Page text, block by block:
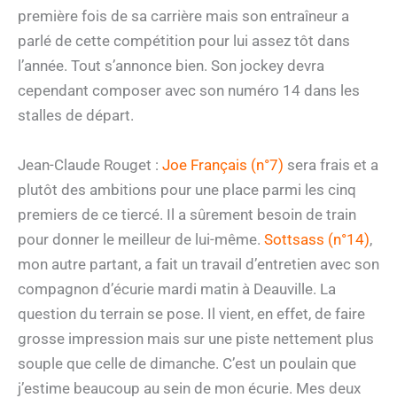
première fois de sa carrière mais son entraîneur a
parlé de cette compétition pour lui assez tôt dans
l’année. Tout s’annonce bien. Son jockey devra
cependant composer avec son numéro 14 dans les
stalles de départ.
Jean-Claude Rouget : Joe Français (n°7) sera frais et a
plutôt des ambitions pour une place parmi les cinq
premiers de ce tiercé. Il a sûrement besoin de train
pour donner le meilleur de lui-même. Sottsass (n°14),
mon autre partant, a fait un travail d’entretien avec son
compagnon d’écurie mardi matin à Deauville. La
question du terrain se pose. Il vient, en effet, de faire
grosse impression mais sur une piste nettement plus
souple que celle de dimanche. C’est un poulain que
j’estime beaucoup au sein de mon écurie. Mes deux